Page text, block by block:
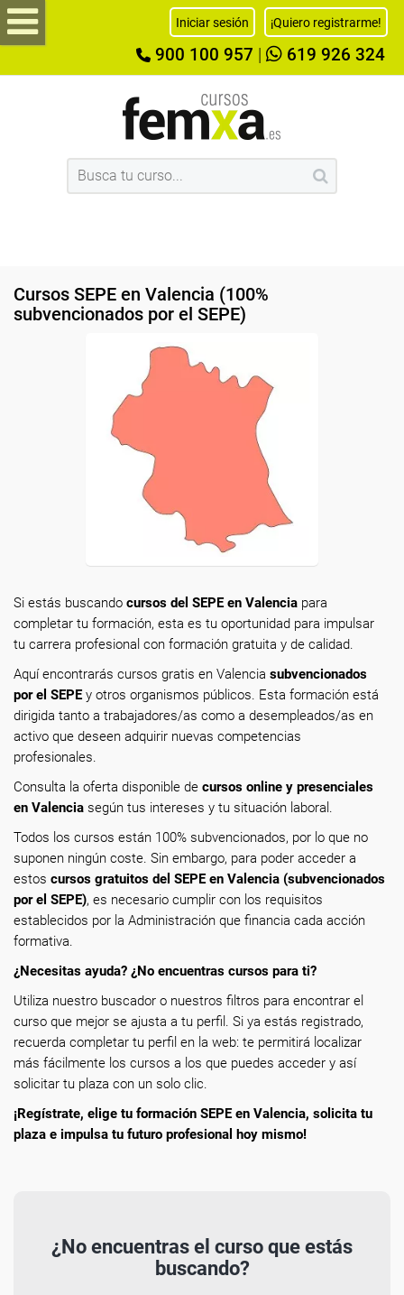
Iniciar sesión ¡Quiero registrarme!
900 100 957 619 926 324
Cursos SEPE en Valencia (100%
subvencionados por el SEPE)
Si estás buscando cursos del SEPE en Valencia para
completar tu formación, esta es tu oportunidad para impulsar
tu carrera profesional con formación gratuita y de calidad.
Aquí encontrarás cursos gratis en Valencia subvencionados
por el SEPEy otros organismos públicos. Esta formación está
dirigida tanto a trabajadores/as como a desempleados/as en
activo que deseen adquirir nuevas competencias
profesionales.
Consulta la oferta disponible de cursos online y presenciales
en Valencia según tus intereses y tu situación laboral.
Todos los cursos están 100% subvencionados, por lo que no
suponen ningún coste. Sin embargo, para poder acceder a
estos cursos gratuitos del SEPE en Valencia (subvencionados
por el SEPE), es necesario cumplir con los requisitos
establecidos por la Administración que financia cada acción
formativa.
¿Necesitas ayuda? ¿No encuentras cursos para ti?
Utiliza nuestro buscador o nuestros filtros para encontrar el
curso que mejor se ajusta a tu perfil. Si ya estás registrado,
recuerda completar tu perfil en la web: te permitirá localizar
más fácilmente los cursos a los que puedes acceder y así
solicitar tu plaza con un solo clic.
¡Regístrate, elige tu formación SEPE en Valencia, solicita tu
plaza e impulsa tu futuro profesional hoy mismo!
¿No encuentras el curso que estás
buscando?